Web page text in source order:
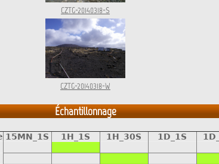
CZTG-20140318-S
CZTG-20140318-W
Échantillonnage
15MN_1S 1H_1S 1H_30S 1D_1S